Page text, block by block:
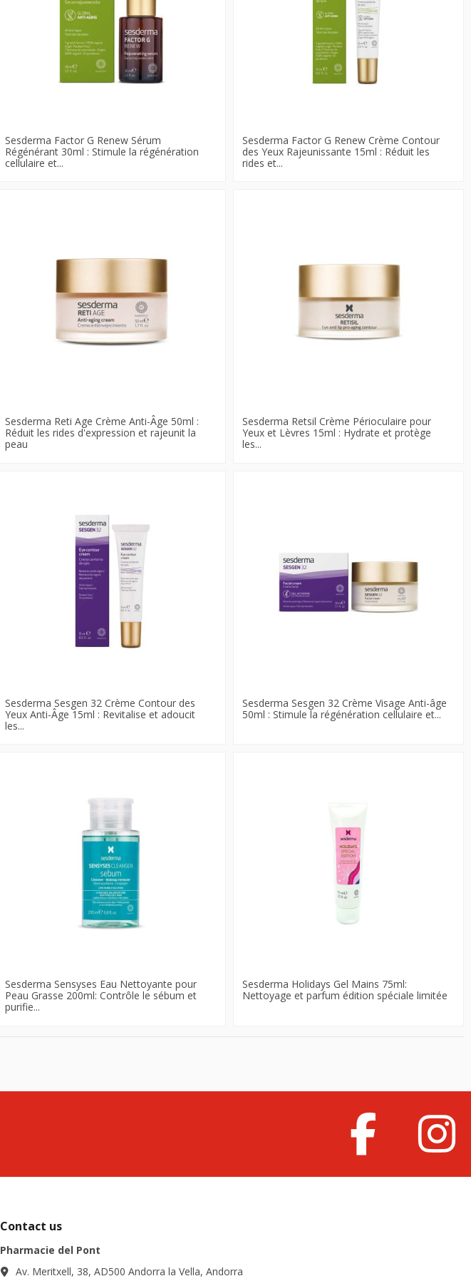
Sesderma Factor G Renew Sérum
Régénérant 30ml : Stimule la régénération
cellulaire et...
Sesderma Factor G Renew Crème Contour
des Yeux Rajeunissante 15ml : Réduit les
rides et...
Sesderma Reti Age Crème Anti-Âge 50ml :
Réduit les rides d'expression et rajeunit la
peau
Sesderma Retsil Crème Périoculaire pour
Yeux et Lèvres 15ml : Hydrate et protège
les...
Sesderma Sesgen 32 Crème Contour des
Yeux Anti-Âge 15ml : Revitalise et adoucit
les...
Sesderma Sesgen 32 Crème Visage Anti-âge
50ml : Stimule la régénération cellulaire et...
Sesderma Sensyses Eau Nettoyante pour
Peau Grasse 200ml: Contrôle le sébum et
purifie...
Sesderma Holidays Gel Mains 75ml:
Nettoyage et parfum édition spéciale limitée
Contact us
Pharmacie del Pont
Av. Meritxell, 38, AD500 Andorra la Vella, Andorra